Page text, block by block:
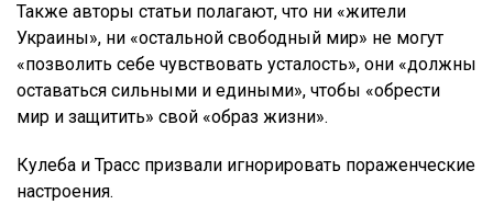
Также авторы статьи полагают, что ни «жители
Украины», ни «остальной свободный мир» не могут
«позволить себе чувствовать усталость», они «должны
оставаться сильными и едиными», чтобы «обрести
мир и защитить» свой «образ жизни».
Кулеба и Трасс призвали игнорировать пораженческие
настроения.